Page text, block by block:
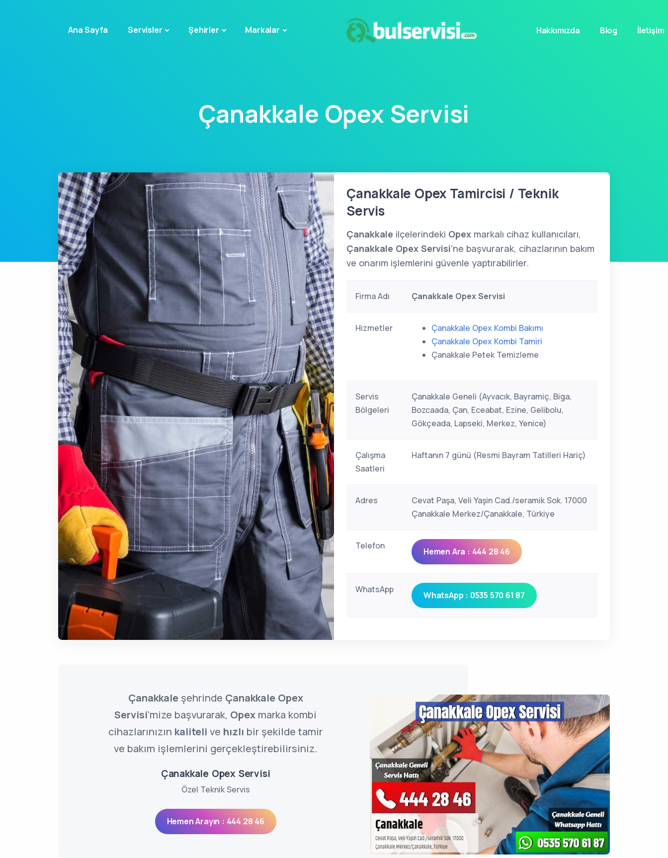
Ana Sayfa Servisler Şehirler Markalar Hakkımızda Blog İletişim
Çanakkale Opex Servisi
Çanakkale Opex Tamircisi / Teknik
Servis
Çanakkale ilçelerindeki Opex markalı cihaz kullanıcıları,
Çanakkale Opex Servisi'ne başvurarak, cihazlarının bakım
ve onarım işlemlerini güvenle yaptırabilirler.
Firma Adı Çanakkale Opex Servisi
Hizmetler
Çanakkale Opex Kombi Bakımı
Çanakkale Opex Kombi Tamiri
Çanakkale Petek Temizleme
Servis
Bölgeleri
Çanakkale Geneli (Ayvacık, Bayramiç, Biga,
Bozcaada, Çan, Eceabat, Ezine, Gelibolu,
Gökçeada, Lapseki, Merkez, Yenice)
Çalışma
Saatleri
Haftanın 7 günü (Resmi Bayram Tatilleri Hariç)
Adres
Cevat Paşa, Veli Yaşin Cad./seramik Sok. 17000
Çanakkale Merkez/Çanakkale, Türkiye
Telefon
Hemen Ara : 444 28 46
WhatsApp
WhatsApp : 0535 570 61 87
Çanakkaleşehrinde Çanakkale Opex
Servisi'mize başvurarak, Opex marka kombi
cihazlarınızın kaliteli ve hızlı bir şekilde tamir
ve bakım işlemlerini gerçekleştirebilirsiniz.
Çanakkale Opex Servisi
Özel Teknik Servis
Hemen Arayın : 444 28 46